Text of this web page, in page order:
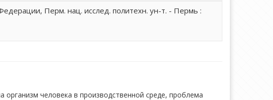
Перм. нац. исслед. политехн. ун-т. - Пермь :
человека в производственной среде, проблема